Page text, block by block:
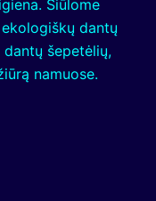
Siūlome
dantų
šepetėlių,
namuose.